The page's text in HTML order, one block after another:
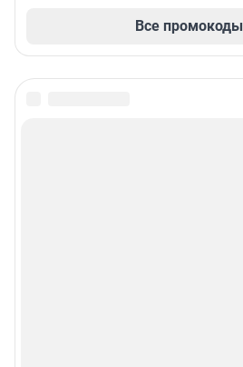
Все промокоды